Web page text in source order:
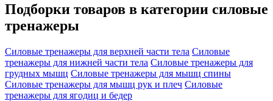
Подборки товаров в категории силовые
тренажеры
Силовые тренажеры для верхней части тела Силовые
тренажеры для нижней части тела Силовые тренажеры для
грудных мышц Силовые тренажеры для мышц спины
Силовые тренажеры для мышц рук и плеч Силовые
тренажеры для ягодиц и бедер